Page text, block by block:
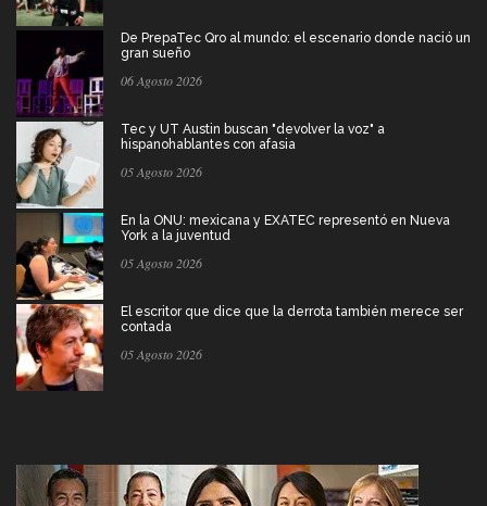
De PrepaTec Qro al mundo: el escenario donde nació un
gran sueño
06 Agosto 2026
Tec y UT Austin buscan "devolver la voz" a
hispanohablantes con afasia
05 Agosto 2026
En la ONU: mexicana y EXATEC representó en Nueva
York a la juventud
05 Agosto 2026
El escritor que dice que la derrota también merece ser
contada
05 Agosto 2026